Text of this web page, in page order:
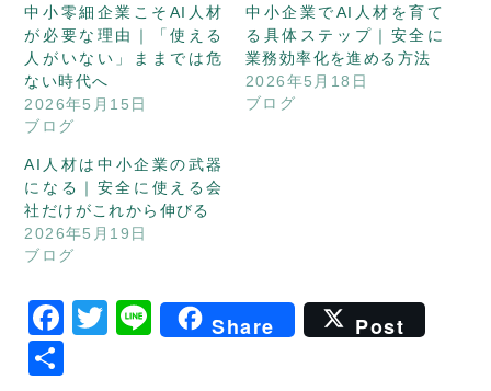
中小零細企業こそAI人材
が必要な理由｜「使える
人がいない」ままでは危
ない時代へ
2026年5月15日
ブログ
中小企業でAI人材を育て
る具体ステップ｜安全に
業務効率化を進める方法
2026年5月18日
ブログ
AI人材は中小企業の武器
になる｜安全に使える会
社だけがこれから伸びる
2026年5月19日
ブログ
Facebook
Twitter
LineShare Post